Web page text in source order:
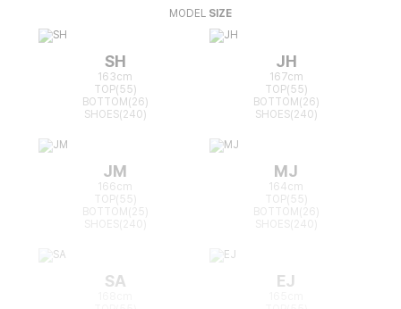
MODEL SIZE
SH
163cm
TOP(55)
BOTTOM(26)
SHOES(240)
JH
167cm
TOP(55)
BOTTOM(26)
SHOES(240)
JM
166cm
TOP(55)
BOTTOM(25)
MJ
164cm
TOP(55)
BOTTOM(26)
SA EJ